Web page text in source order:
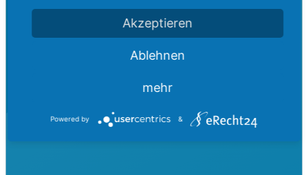
bringen sie den Hunden so viel Leid? Welche
wissenschaftlichen Studien und Datenquellen gibt es
zu dem Thema? Und nicht zuletzt auch: Welche
Gerichtsurteile wurden schon gesprochen?
Akzeptieren
Ablehnen
mehr
Powered by &